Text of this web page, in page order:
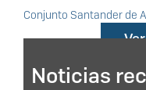
Conjunto Santander de
Noticias